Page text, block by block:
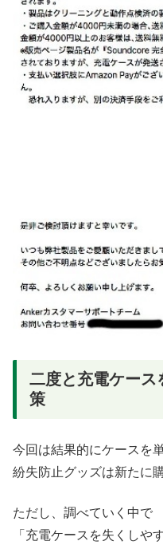
二度と充電ケース
策
今回は結果的にケースを
紛失防止グッズは新たに
ただし、調べていく中で
「充電ケースを失くしや